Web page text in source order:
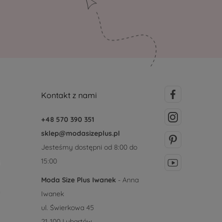
Kontakt z nami
+48 570 390 351
sklep@modasizeplus.pl
Jesteśmy dostępni od 8:00 do
15:00
Moda Size Plus Iwanek - Anna
Iwanek
ul. Świerkowa 45